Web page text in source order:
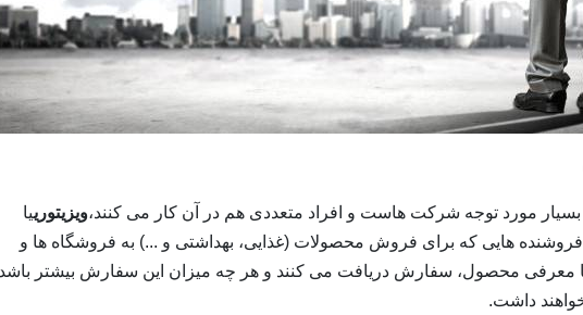
مورد توجه شرکت هاست و افراد متعددی هم در آن کار می کنند،ویزیتورییا
هایی که برای فروش محصولات (غذایی، بهداشتی و ...) به فروشگاه ها و
معرفی محصول، سفارش دریافت می کنند و هر چه میزان این سفارش بیشتر باشد
داشت.